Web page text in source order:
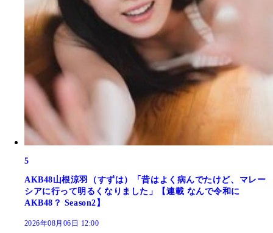
5
AKB48山根涼羽（すずは）「昔はよく病んでたけど、マレー
シアに行って明るくなりました」【連載 なんで令和に
AKB48？ Season2】
2026年08月06日 12:00